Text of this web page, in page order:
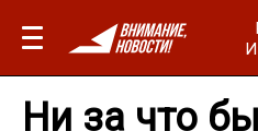
Ни за что